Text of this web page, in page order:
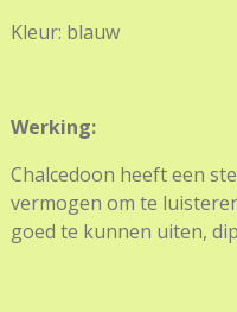
Kleur: blauw
Werking:
Chalcedoon heeft een
vermogen om te
goed te kunnen uiten,